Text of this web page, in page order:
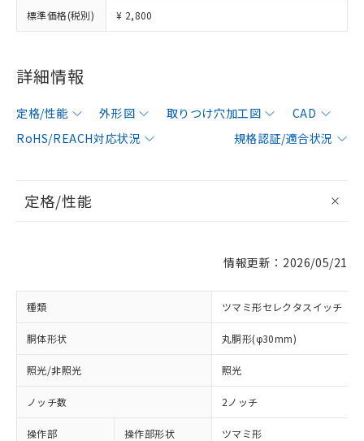
標準価格(税別) ¥ 2,800
詳細情報
定格/性能 外形図 取りつけ穴加工図
CAD
RoHS/REACH対応状況
規格認証/適合状況
定格/性能
情報更新：2026/05/21
種類 ツマミ形セレクタスイッチ
胴体形状 丸胴形(φ30mm)
照光/非照光 照光
ノッチ数 2ノッチ
操作部 操作部形状 ツマミ形